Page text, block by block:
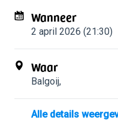
Wanneer
2 april 2026 (21:30)
Waar
Balgoij,
Alle details